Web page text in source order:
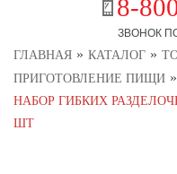
8-
ЗВОНОК
ГЛАВНАЯ » КАТАЛОГ »
ПРИГОТОВЛЕНИЕ ПИЩИ »
НАБОР ГИБКИХ
ШТ